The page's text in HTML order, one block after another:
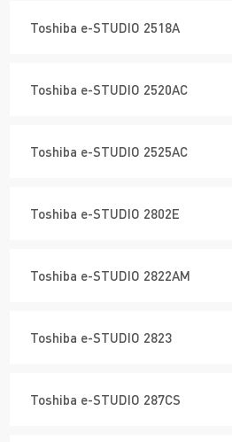
Toshiba e-STUDIO 2518A
Toshiba e-STUDIO 2520AC
Toshiba e-STUDIO 2525AC
Toshiba e-STUDIO 2802E
Toshiba e-STUDIO 2822AM
Toshiba e-STUDIO 2823
Toshiba e-STUDIO 287CS